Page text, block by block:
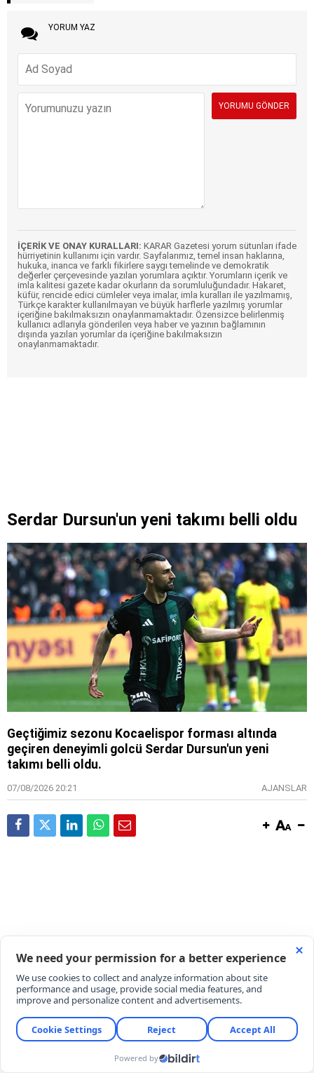
YORUM YAZ
İÇERİK VE ONAY KURALLARI: KARAR Gazetesi yorum sütunları ifade
hürriyetinin kullanımı için vardır. Sayfalarımız, temel insan haklarına,
hukuka, inanca ve farklı fikirlere saygı temelinde ve demokratik
değerler çerçevesinde yazılan yorumlara açıktır. Yorumların içerik ve
imla kalitesi gazete kadar okurların da sorumluluğundadır. Hakaret,
küfür, rencide edici cümleler veya imalar, imla kuralları ile yazılmamış,
Türkçe karakter kullanılmayan ve büyük harflerle yazılmış yorumlar
içeriğine bakılmaksızın onaylanmamaktadır. Özensizce belirlenmiş
kullanıcı adlarıyla gönderilen veya haber ve yazının bağlamının
dışında yazılan yorumlar da içeriğine bakılmaksızın
onaylanmamaktadır.
Serdar Dursun'un yeni takımı belli oldu
Geçtiğimiz sezonu Kocaelispor forması altında
geçiren deneyimli golcü Serdar Dursun'un yeni
takımı belli oldu.
07/08/2026 20:21 AJANSLAR